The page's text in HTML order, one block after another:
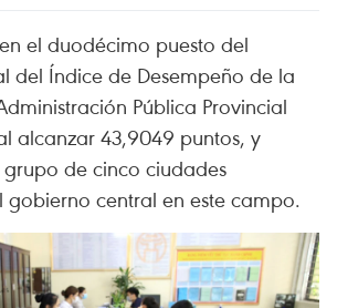
el duodécimo puesto del
del Índice de Desempeño de la
Pública Provincial
alcanzar 43,9049 puntos, y
de cinco ciudades
gobierno central en este campo.